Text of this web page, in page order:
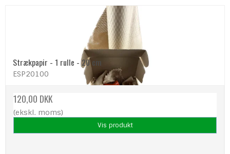
Strækpapir - 1 rulle - 20 cm
ESP20100
120,00 DKK
(ekskl. moms)
Vis produkt